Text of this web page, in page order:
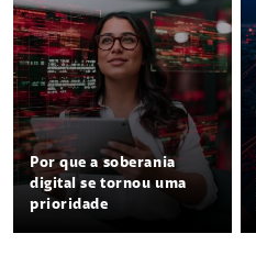
Por que a soberania
digital se tornou uma
prioridade